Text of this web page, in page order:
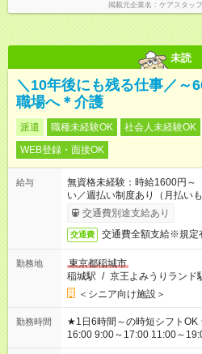
掲載元企業名 ケアスタッ
未読
＼10年後にも残る仕事／～
職場へ＊介護
派遣 職種未経験OK 社会人未経験OK
WEB登録・面接OK
給与
無資格未経験：時給1600円
い／週払い制度あり（月払い
完了次第のお支払いとなります
交通費別途支給あり
交通費 交通費全額支給※規定
勤務地
東京都稲城市
稲城駅 / 京王よみうりランド
＜シニア向け施設＞
勤務時間
★1日6時間～の時短シフトOK ★スタート時間選べます！ 7:00～
16:00 9:00～17:00 11:00～19:00 など
場合、他のお仕事と合わせ週